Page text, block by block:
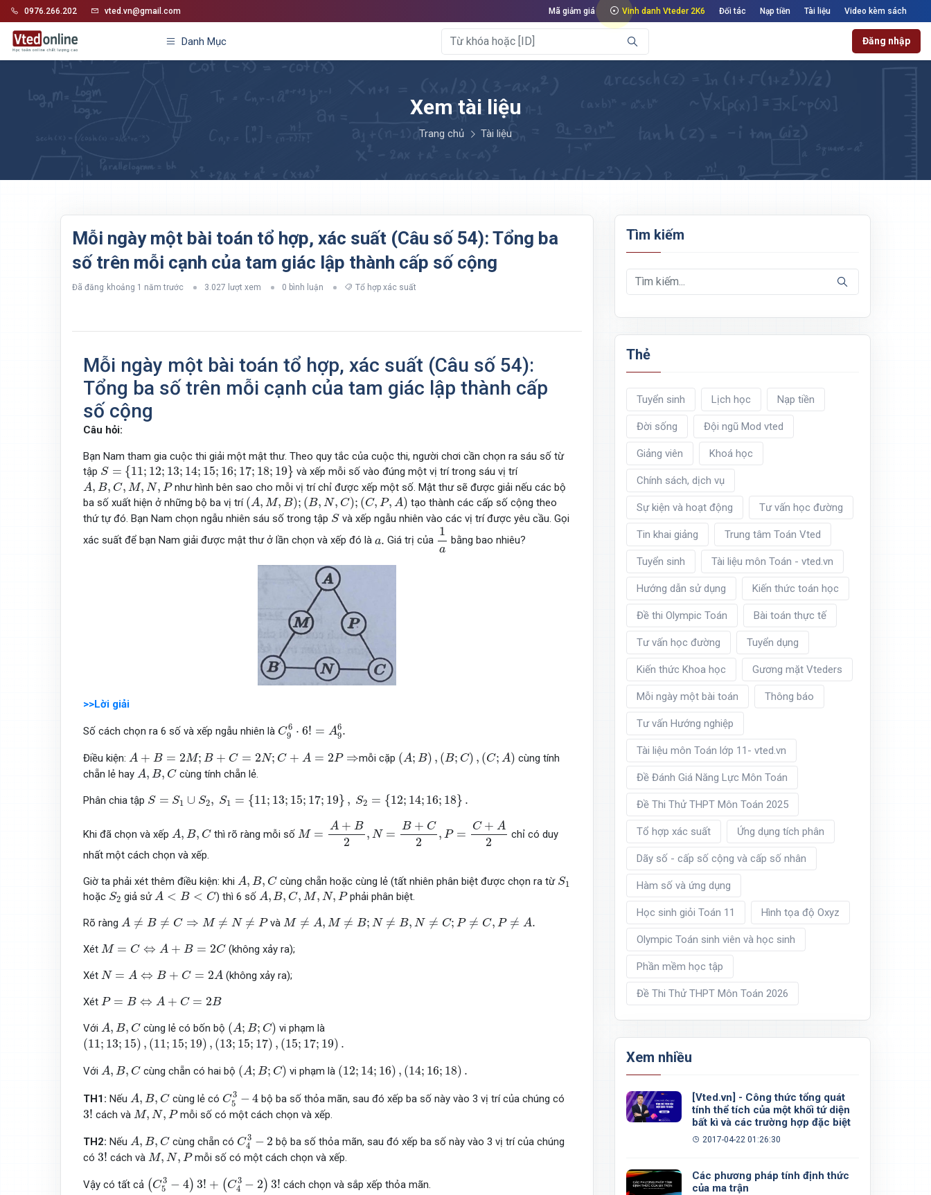
0976.266.202 vted.vn@gmail.com Mã giảm giá Vinh danh Vteder 2K6 Đối tác Nạp tiền Tài liệu Video kèm sách
Danh Mục Đăng nhập
Xem tài liệu
Trang chủ Tài liệu
Mỗi ngày một bài toán tổ hợp, xác suất (Câu số 54): Tổng ba
số trên mỗi cạnh của tam giác lập thành cấp số cộng
Đã đăng khoảng 1 năm trước 3.027 lượt xem 0 bình luận Tổ hợp xác suất
Mỗi ngày một bài toán tổ hợp, xác suất (Câu số 54):
Tổng ba số trên mỗi cạnh của tam giác lập thành cấp
số cộng
Câu hỏi:
Bạn Nam tham gia cuộc thi giải một mật thư. Theo quy tắc của cuộc thi, người chơi cần chọn ra sáu số từ
tập S = {11; 12; 13; 14; 15; 16; 17; 18; 19}
S= 11;12 ;13 ;14 ;15 16 17 18; 19} và xếp mỗi số vào đúng một vị trí trong sáu vị trí
A, B, C, M, N, P
A,B,C M NP
như hình bên sao cho mỗi vị trí chỉ được xếp một số. Mật thư sẽ được giải nếu các bộ
ba số xuất hiện ở những bộ ba vị trí (A, M, B); (B, N, C); (C, P, A)
( A, M,B ;(B,N,C ;(C P,A)
tạo thành các cấp số cộng theo
thứ tự đó. Bạn Nam chọn ngẫu nhiên sáu số trong tập S
Svà xếp ngẫu nhiên vào các vị trí được yêu cầu. Gọi
xác suất để bạn Nam giải được mật thư ở lần chọn và xếp đó là a.
a Giá trị của
1
a
1 a
bằng bao nhiêu?
>>Lời giải
Số cách chọn ra 6 số và xếp ngẫu nhiên là C6
9 ⋅ 6! = A6
9.
C9 6 96
Điều kiện: A + B = 2M; B + C = 2N; C + A = 2P ⇒
A B =2 B+C =2 N C+ 2P⇒ mỗi cặp (A; B) , (B; C) , (C; A)
(A; B),(B C), C;A
cùng tính
chẵn lẻ hay A, B, C
A, B,C cùng tính chẵn lẻ.
Phân chia tập S = S1 ∪ S2, S1 = {11; 13; 15; 17; 19} , S2 = {12; 14;16; 18} .
S= 1∪ S 2 ,S ={ 13;15;17;19},S 2={ 12;14 16;18 }
Khi đã chọn và xếp A, B, C
A B,C thì rõ ràng mỗi số M =
A + B
2
, N =
B + C
2
, P =
C + A
2
B2 N =B =C + A2
chỉ có duy
nhất một cách chọn và xếp.
Giờ ta phải xét thêm điều kiện: khi A, B, C
A B,C cùng chẵn hoặc cùng lẻ (tất nhiên phân biệt được chọn ra từ S1
S1
hoặc S2
S2 giả sửA < B < C
A< B< C ) thì 6 số A, B, C, M, N, P
A, B,C M,NP phải phân biệt.
Rõ ràng A ≠ B ≠ C ⇒ M ≠ N ≠ P
A B ≠C ⇒ M≠ N P vàM ≠ A, M ≠ B; N ≠ B, N ≠ C; P ≠ C, P ≠ A.
M≠ A M B;N ≠ B,N ≠C P ≠C P≠ A.
Xét M = C ⇔ A + B = 2C
M= ⇔A + = C (không xảy ra);
Xét N = A ⇔ B + C = 2A
N= ⇔ + =2 A (không xảy ra);
Xét P = B ⇔ A + C = 2B
P= ⇔A + = B
Với A, B, C
A B,C cùng lẻ có bốn bộ (A; B; C)
(A; B;C ) vi phạm là
(11; 13; 15) , (11; 15; 19) , (13; 15; 17) , (15; 17; 19) .
(11 13 15), 11;15;19),(13 ;15 17 (15; 17;19).
Với A, B, C
A B,C cùng chẵn có hai bộ (A; B; C)
(A; B;C ) vi phạm là (12; 14; 16) , (14; 16; 18) .
(12 14 16), 14 16;18).
TH1: Nếu A, B, C
A B,C cùng lẻ có C3
5 − 4
C5 4
bộ ba số thỏa mãn, sau đó xếp ba số này vào 3 vị trí của chúng có
3!
3! cách và M, N, P
M,N,P mỗi số có một cách chọn và xếp.
TH2: Nếu A, B, C
A B,C cùng chẵn có C3
4 − 2
C4 2
bộ ba số thỏa mãn, sau đó xếp ba số này vào 3 vị trí của chúng
có 3!
3! cách và M, N, P
M,N,P mỗi số có một cách chọn và xếp.
Vậy có tất cả (C3
5 − 4) 3! + (C3
4 − 2) 3!
(C53 4)3 !+ 4 3− 3!
cách chọn và sắp xếp thỏa mãn.
Tìm kiếm
Thẻ
Tuyển sinh Lịch học Nạp tiền
Đời sống Đội ngũ Mod vted
Giảng viên Khoá học
Chính sách, dịch vụ
Sự kiện và hoạt động Tư vấn học đường
Tin khai giảng Trung tâm Toán Vted
Tuyển sinh Tài liệu môn Toán - vted.vn
Hướng dẫn sử dụng Kiến thức toán học
Đề thi Olympic Toán Bài toán thực tế
Tư vấn học đường Tuyển dụng
Kiến thức Khoa học Gương mặt Vteders
Mỗi ngày một bài toán Thông báo
Tư vấn Hướng nghiệp
Tài liệu môn Toán lớp 11- vted.vn
Đề Đánh Giá Năng Lực Môn Toán
Đề Thi Thử THPT Môn Toán 2025
Tổ hợp xác suất Ứng dụng tích phân
Dãy số - cấp số cộng và cấp số nhân
Hàm số và ứng dụng
Học sinh giỏi Toán 11 Hình tọa độ Oxyz
Olympic Toán sinh viên và học sinh
Phần mềm học tập
Đề Thi Thử THPT Môn Toán 2026
Xem nhiều
[Vted.vn] - Công thức tổng quát
tính thể tích của một khối tứ diện
bất kì và các trường hợp đặc biệt
2017-04-22 01:26:30
Các phương pháp tính định thức
của ma trận